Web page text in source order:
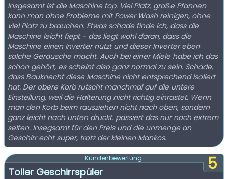
Insgesamt ist die Maschine top. Viel Platz, große Pfannen
kann man ohne Probleme mit Power Wash reinigen, ohne
viel Platz zu brauchen. Etwas schade finde ich, dass die
Maschine leicht fiept - das liegt wohl daran, dass die
Maschine einen Inverter nutzt und dieser Inverter eben
solche Geräusche macht. Auch bei einer Miele habe ich das
schon gehört, es scheint also ganz normal zu sein. Schade,
dass Bauknecht diese Maschine nicht entsprechend isoliert
hat. Der obere Korb rutscht manchmal auf die untere
Einstellung, weil die Halterung nicht richtig einrastet. Wenn
man den Korb beim rausziehen nicht nach oben, sondern
ganz leicht nach unten drückt. passiert das nur noch extrem
selten. Insegsamt für den Preis und die unmenge an
Geschirr echt super, trotz der kleinen Mankos.
5
Kundenbewertung:
Toller Geschirrspüler